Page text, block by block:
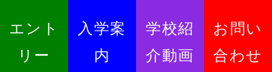
エント
リー
入学案
内
学校紹
介動画
お問い
合わせ